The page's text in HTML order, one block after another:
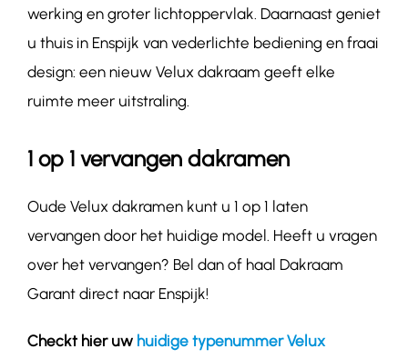
werking en groter lichtoppervlak. Daarnaast geniet
u thuis in Enspijk van vederlichte bediening en fraai
design: een nieuw Velux dakraam geeft elke
ruimte meer uitstraling.
1 op 1 vervangen dakramen
Oude Velux dakramen kunt u 1 op 1 laten
vervangen door het huidige model. Heeft u vragen
over het vervangen? Bel dan of haal Dakraam
Garant direct naar Enspijk!
Checkt hier uw huidige typenummer Velux